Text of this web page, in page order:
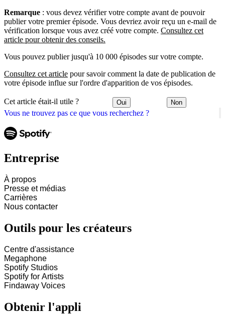
Vous ne trouvez pas ce que vous recherchez ?
Remarque : vous devez vérifier votre compte avant de pouvoir
publier votre premier épisode. Vous devriez avoir reçu un e-mail de
vérification lorsque vous avez créé votre compte. Consultez cet
article pour obtenir des conseils.
Vous pouvez publier jusqu'à 10 000 épisodes sur votre compte.
Consultez cet article pour savoir comment la date de publication de
votre épisode influe sur l'ordre d'apparition de vos épisodes.
Cet article était-il utile ? Oui Non
Entreprise
À propos
Presse et médias
Carrières
Nous contacter
Outils pour les créateurs
Centre d'assistance
Megaphone
Spotify Studios
Spotify for Artists
Findaway Voices
Obtenir l'appli